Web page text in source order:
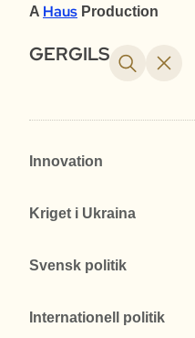
A Haus Production
GERGILS
Innovation
Kriget i Ukraina
Svensk politik
Internationell politik